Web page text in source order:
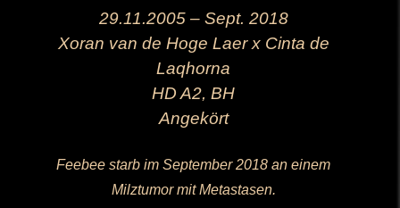
29.11.2005 – Sept. 2018
Xoran van de Hoge Laer x Cinta de
Laqhorna
HD A2, BH
Angekört
Feebee starb im September 2018 an einem
Milztumor mit Metastasen.